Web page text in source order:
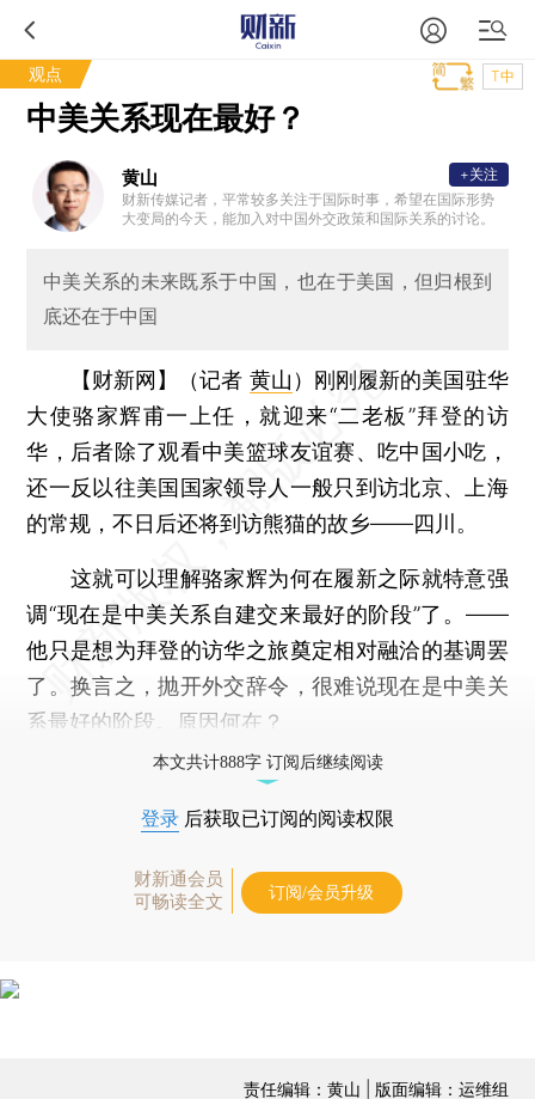
观点 T中
中美关系现在最好？
黄山
财新传媒记者，平常较多关注于国际时事，希望在国际形势
大变局的今天，能加入对中国外交政策和国际关系的讨论。
+关注
中美关系的未来既系于中国，也在于美国，但归根到
底还在于中国
【财新网】（记者 黄山 ） 刚刚履新的美国驻华
大使骆家辉甫一上任，就迎来“二老板”拜登的访
华，后者除了观看中美篮球友谊赛、吃中国小吃，
还一反以往美国国家领导人一般只到访北京、上海
的常规，不日后还将到访熊猫的故乡——四川。
这就可以理解骆家辉为何在履新之际就特意强
调“现在是中美关系自建交来最好的阶段”了。——
他只是想为拜登的访华之旅奠定相对融洽的基调罢
了。换言之，抛开外交辞令，很难说现在是中美关
系最好的阶段。原因何在？
本文共计888字 订阅后继续阅读
登录 后获取已订阅的阅读权限
财新通会员
可畅读全文
订阅/会员升级
责任编辑：黄山 | 版面编辑：运维组